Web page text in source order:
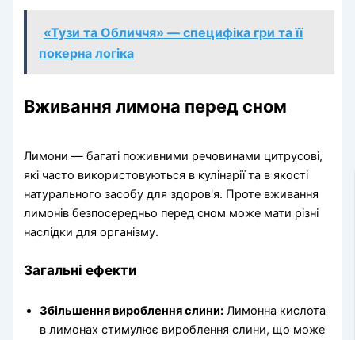
«Тузи та Обличчя» — специфіка гри та її
покерна логіка
Вживання лимона перед сном
Лимони — багаті поживними речовинами цитрусові,
які часто використовуються в кулінарії та в якості
натурального засобу для здоров'я. Проте вживання
лимонів безпосередньо перед сном може мати різні
наслідки для організму.
Загальні ефекти
Збільшення вироблення слини: Лимонна кислота
в лимонах стимулює вироблення слини, що може